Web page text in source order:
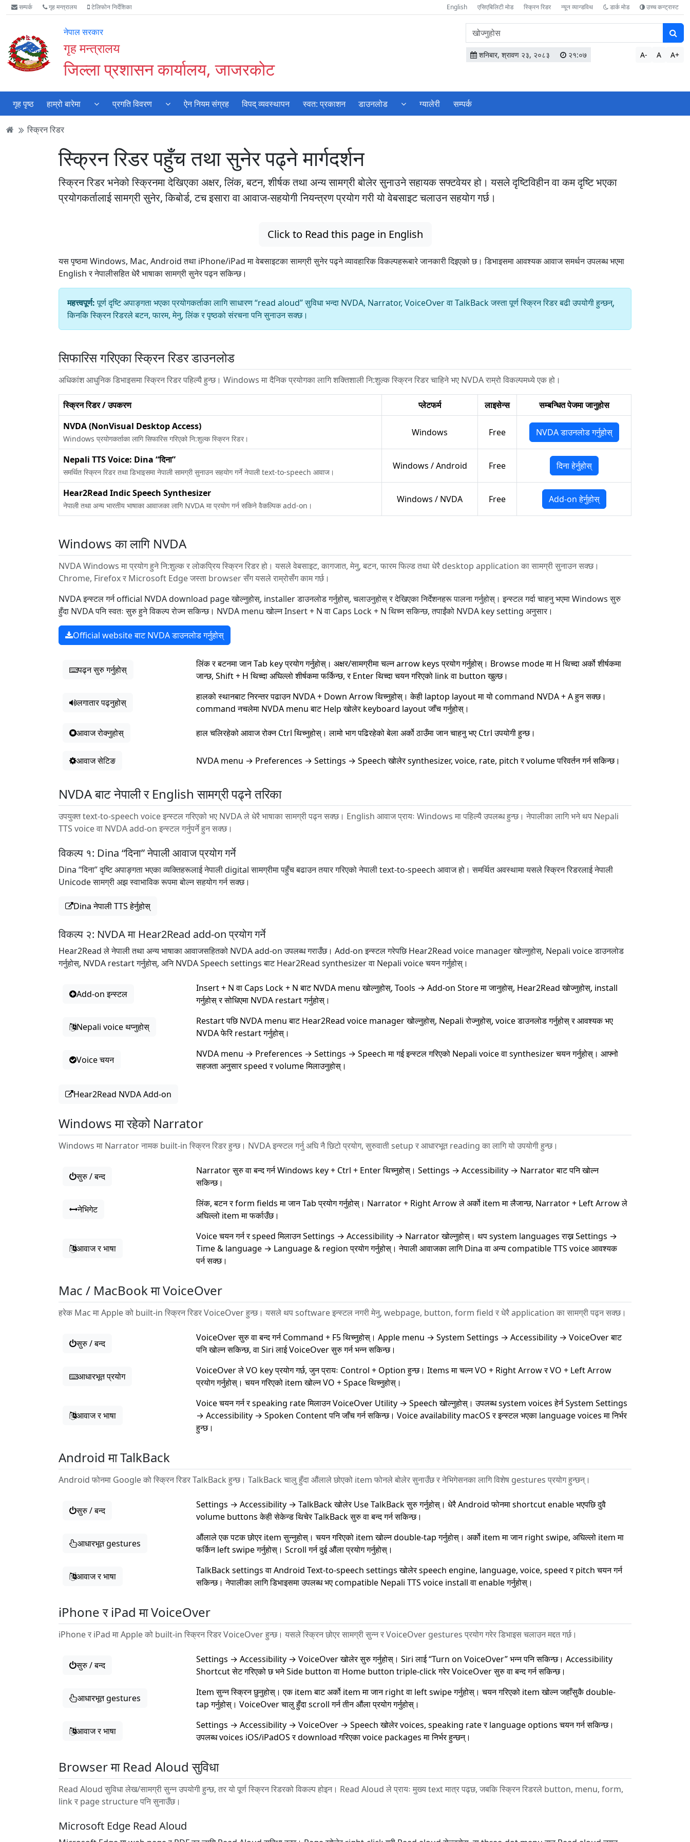
Accessibility
Mode
गर्नुहोस्
मुख्य
सामाग्री
मुख्य
नेभिगेसन
वेबसाइट
खोजमा
सम्पर्क गृह मन्त्रालय टेलिफोन निर्देशिका English एसिएबिलिटी मोड स्क्रिन रिडर न्यून व्यान्डविथ डार्क मोड उच्च कन्ट्रास्ट
नेपाल सरकार
गृह मन्त्रालय
जिल्ला प्रशासन कार्यालय, जाजरकोट
वेबसाइटमा
सामग्री
खोज्नुहोस
शनिबार, श्रावण २३, २०८३ २१:०७ A- A A+
गृह पृष्ठ हाम्रो बारेमा प्रगति विवरण ऐन नियम संग्रह विपद् व्यवस्थापन स्वत: प्रकाशन डाउनलोड ग्यालेरी सम्पर्क
स्क्रिन रिडर
स्क्रिन रिडर पहुँच तथा सुनेर पढ्ने मार्गदर्शन
स्क्रिन रिडर भनेको स्क्रिनमा देखिएका अक्षर, लिंक, बटन, शीर्षक तथा अन्य सामग्री बोलेर सुनाउने सहायक सफ्टवेयर हो। यसले दृष्टिविहीन वा कम दृष्टि भएका
प्रयोगकर्तालाई सामग्री सुनेर, किबोर्ड, टच इसारा वा आवाज-सहयोगी नियन्त्रण प्रयोग गरी यो वेबसाइट चलाउन सहयोग गर्छ।
Click to Read this page in English
यस पृष्ठमा Windows, Mac, Android तथा iPhone/iPad मा वेबसाइटका सामग्री सुनेर पढ्ने व्यावहारिक विकल्पहरूबारे जानकारी दिइएको छ। डिभाइसमा आवश्यक आवाज समर्थन उपलब्ध भएमा
English र नेपालीसहित धेरै भाषाका सामग्री सुनेर पढ्न सकिन्छ।
महत्त्वपूर्ण:पूर्ण दृष्टि अपाङ्गता भएका प्रयोगकर्ताका लागि साधारण “read aloud” सुविधा भन्दा NVDA, Narrator, VoiceOver वा TalkBack जस्ता पूर्ण स्क्रिन रिडर बढी उपयोगी हुन्छन्,
किनकि स्क्रिन रिडरले बटन, फारम, मेनु, लिंक र पृष्ठको संरचना पनि सुनाउन सक्छ।
सिफारिस गरिएका स्क्रिन रिडर डाउनलोड
अधिकांश आधुनिक डिभाइसमा स्क्रिन रिडर पहिल्यै हुन्छ। Windows मा दैनिक प्रयोगका लागि शक्तिशाली नि:शुल्क स्क्रिन रिडर चाहिने भए NVDA राम्रो विकल्पमध्ये एक हो।
स्क्रिन रिडर / उपकरण प्लेटफर्म लाइसेन्स
सम्बन्धित पेजमा जानुहोस
NVDA (NonVisual Desktop Access)
Windows प्रयोगकर्ताका लागि सिफारिस गरिएको नि:शुल्क स्क्रिन रिडर।
Windows Free NVDA डाउनलोड गर्नुहोस्
Nepali TTS Voice: Dina “दिना”
समर्थित स्क्रिन रिडर तथा डिभाइसमा नेपाली सामग्री सुनाउन सहयोग गर्ने नेपाली text-to-speech आवाज।
Windows / Android Free दिना हेर्नुहोस्
Hear2Read Indic Speech Synthesizer
नेपाली तथा अन्य भारतीय भाषाका आवाजका लागि NVDA मा प्रयोग गर्न सकिने वैकल्पिक add-on।
Windows / NVDA Free Add-on हेर्नुहोस्
Windows का लागि NVDA
NVDA Windows मा प्रयोग हुने नि:शुल्क र लोकप्रिय स्क्रिन रिडर हो। यसले वेबसाइट, कागजात, मेनु, बटन, फारम फिल्ड तथा धेरै desktop application का सामग्री सुनाउन सक्छ।
Chrome, Firefox र Microsoft Edge जस्ता browser सँग यसले राम्रोसँग काम गर्छ।
NVDA इन्स्टल गर्न official NVDA download page खोल्नुहोस्, installer डाउनलोड गर्नुहोस्, चलाउनुहोस् र देखिएका निर्देशनहरू पालना गर्नुहोस्। इन्स्टल गर्दा चाहनु भएमा Windows सुरु
हुँदा NVDA पनि स्वतः सुरु हुने विकल्प रोज्न सकिन्छ। NVDA menu खोल्न Insert + N वा Caps Lock + N थिच्न सकिन्छ, तपाईंको NVDA key setting अनुसार।
Official website बाट NVDA डाउनलोड गर्नुहोस्
पढ्न सुरु गर्नुहोस्
लिंक र बटनमा जान Tab key प्रयोग गर्नुहोस्। अक्षर/सामग्रीमा चल्न arrow keys प्रयोग गर्नुहोस्। Browse mode मा H थिच्दा अर्को शीर्षकमा
जान्छ, Shift + H थिच्दा अघिल्लो शीर्षकमा फर्किन्छ, र Enter थिच्दा चयन गरिएको link वा button खुल्छ।
लगातार पढ्नुहोस्
हालको स्थानबाट निरन्तर पढाउन NVDA + Down Arrow थिच्नुहोस्। केही laptop layout मा यो command NVDA + A हुन सक्छ।
command नचलेमा NVDA menu बाट Help खोलेर keyboard layout जाँच गर्नुहोस्।
आवाज रोक्नुहोस् हाल चलिरहेको आवाज रोक्न Ctrl थिच्नुहोस्। लामो भाग पढिरहेको बेला अर्को ठाउँमा जान चाहनु भए Ctrl उपयोगी हुन्छ।
आवाज सेटिङ NVDA menu → Preferences → Settings → Speech खोलेर synthesizer, voice, rate, pitch र volume परिवर्तन गर्न सकिन्छ।
NVDA बाट नेपाली र English सामग्री पढ्ने तरिका
उपयुक्त text-to-speech voice इन्स्टल गरिएको भए NVDA ले धेरै भाषाका सामग्री पढ्न सक्छ। English आवाज प्रायः Windows मा पहिल्यै उपलब्ध हुन्छ। नेपालीका लागि भने थप Nepali
TTS voice वा NVDA add-on इन्स्टल गर्नुपर्ने हुन सक्छ।
विकल्प १: Dina “दिना” नेपाली आवाज प्रयोग गर्ने
Dina “दिना” दृष्टि अपाङ्गता भएका व्यक्तिहरूलाई नेपाली digital सामग्रीमा पहुँच बढाउन तयार गरिएको नेपाली text-to-speech आवाज हो। समर्थित अवस्थामा यसले स्क्रिन रिडरलाई नेपाली
Unicode सामग्री अझ स्वाभाविक रूपमा बोल्न सहयोग गर्न सक्छ।
Dina नेपाली TTS हेर्नुहोस्
विकल्प २: NVDA मा Hear2Read add-on प्रयोग गर्ने
Hear2Read ले नेपाली तथा अन्य भाषाका आवाजसहितको NVDA add-on उपलब्ध गराउँछ। Add-on इन्स्टल गरेपछि Hear2Read voice manager खोल्नुहोस्, Nepali voice डाउनलोड
गर्नुहोस्, NVDA restart गर्नुहोस्, अनि NVDA Speech settings बाट Hear2Read synthesizer वा Nepali voice चयन गर्नुहोस्।
Add-on इन्स्टल
Insert + N वा Caps Lock + N बाट NVDA menu खोल्नुहोस्, Tools → Add-on Store मा जानुहोस्, Hear2Read खोज्नुहोस्, install
गर्नुहोस् र सोधिएमा NVDA restart गर्नुहोस्।
Nepali voice थप्नुहोस्
Restart पछि NVDA menu बाट Hear2Read voice manager खोल्नुहोस्, Nepali रोज्नुहोस्, voice डाउनलोड गर्नुहोस् र आवश्यक भए
NVDA फेरि restart गर्नुहोस्।
Voice चयन
NVDA menu → Preferences → Settings → Speech मा गई इन्स्टल गरिएको Nepali voice वा synthesizer चयन गर्नुहोस्। आफ्नो
सहजता अनुसार speed र volume मिलाउनुहोस्।
Hear2Read NVDA Add-on
Windows मा रहेको Narrator
Windows मा Narrator नामक built-in स्क्रिन रिडर हुन्छ। NVDA इन्स्टल गर्नु अघि नै छिटो प्रयोग, सुरुवाती setup र आधारभूत reading का लागि यो उपयोगी हुन्छ।
सुरु / बन्द
Narrator सुरु वा बन्द गर्न Windows key + Ctrl + Enter थिच्नुहोस्। Settings → Accessibility → Narrator बाट पनि खोल्न
सकिन्छ।
नेभिगेट
लिंक, बटन र form fields मा जान Tab प्रयोग गर्नुहोस्। Narrator + Right Arrow ले अर्को item मा लैजान्छ, Narrator + Left Arrow ले
अघिल्लो item मा फर्काउँछ।
आवाज र भाषा
Voice चयन गर्न र speed मिलाउन Settings → Accessibility → Narrator खोल्नुहोस्। थप system languages राख्न Settings →
Time & language → Language & region प्रयोग गर्नुहोस्। नेपाली आवाजका लागि Dina वा अन्य compatible TTS voice आवश्यक
पर्न सक्छ।
Mac / MacBook मा VoiceOver
हरेक Mac मा Apple को built-in स्क्रिन रिडर VoiceOver हुन्छ। यसले थप software इन्स्टल नगरी मेनु, webpage, button, form field र धेरै application का सामग्री पढ्न सक्छ।
सुरु / बन्द
VoiceOver सुरु वा बन्द गर्न Command + F5 थिच्नुहोस्। Apple menu → System Settings → Accessibility → VoiceOver बाट
पनि खोल्न सकिन्छ, वा Siri लाई VoiceOver सुरु गर्न भन्न सकिन्छ।
आधारभूत प्रयोग
VoiceOver ले VO key प्रयोग गर्छ, जुन प्रायः Control + Option हुन्छ। Items मा चल्न VO + Right Arrow र VO + Left Arrow
प्रयोग गर्नुहोस्। चयन गरिएको item खोल्न VO + Space थिच्नुहोस्।
आवाज र भाषा
Voice चयन गर्न र speaking rate मिलाउन VoiceOver Utility → Speech खोल्नुहोस्। उपलब्ध system voices हेर्न System Settings
→ Accessibility → Spoken Content पनि जाँच गर्न सकिन्छ। Voice availability macOS र इन्स्टल भएका language voices मा निर्भर
हुन्छ।
Android मा TalkBack
Android फोनमा Google को स्क्रिन रिडर TalkBack हुन्छ। TalkBack चालु हुँदा औंलाले छोएको item फोनले बोलेर सुनाउँछ र नेभिगेसनका लागि विशेष gestures प्रयोग हुन्छन्।
सुरु / बन्द
Settings → Accessibility → TalkBack खोलेर Use TalkBack सुरु गर्नुहोस्। धेरै Android फोनमा shortcut enable भएपछि दुवै
volume buttons केही सेकेन्ड थिचेर TalkBack सुरु वा बन्द गर्न सकिन्छ।
आधारभूत gestures
औंलाले एक पटक छोएर item सुन्नुहोस्। चयन गरिएको item खोल्न double-tap गर्नुहोस्। अर्को item मा जान right swipe, अघिल्लो item मा
फर्किन left swipe गर्नुहोस्। Scroll गर्न दुई औंला प्रयोग गर्नुहोस्।
आवाज र भाषा
TalkBack settings वा Android Text-to-speech settings खोलेर speech engine, language, voice, speed र pitch चयन गर्न
सकिन्छ। नेपालीका लागि डिभाइसमा उपलब्ध भए compatible Nepali TTS voice install वा enable गर्नुहोस्।
iPhone र iPad मा VoiceOver
iPhone र iPad मा Apple को built-in स्क्रिन रिडर VoiceOver हुन्छ। यसले स्क्रिन छोएर सामग्री सुन्न र VoiceOver gestures प्रयोग गरेर डिभाइस चलाउन मद्दत गर्छ।
सुरु / बन्द
Settings → Accessibility → VoiceOver खोलेर सुरु गर्नुहोस्। Siri लाई “Turn on VoiceOver” भन्न पनि सकिन्छ। Accessibility
Shortcut सेट गरिएको छ भने Side button वा Home button triple-click गरेर VoiceOver सुरु वा बन्द गर्न सकिन्छ।
आधारभूत gestures
Item सुन्न स्क्रिन छुनुहोस्। एक item बाट अर्को item मा जान right वा left swipe गर्नुहोस्। चयन गरिएको item खोल्न जहाँसुकै double-
tap गर्नुहोस्। VoiceOver चालु हुँदा scroll गर्न तीन औंला प्रयोग गर्नुहोस्।
आवाज र भाषा
Settings → Accessibility → VoiceOver → Speech खोलेर voices, speaking rate र language options चयन गर्न सकिन्छ।
उपलब्ध voices iOS/iPadOS र download गरिएका voice packages मा निर्भर हुन्छन्।
Browser मा Read Aloud सुविधा
Read Aloud सुविधा लेख/सामग्री सुन्न उपयोगी हुन्छ, तर यो पूर्ण स्क्रिन रिडरको विकल्प होइन। Read Aloud ले प्रायः मुख्य text मात्र पढ्छ, जबकि स्क्रिन रिडरले button, menu, form,
link र page structure पनि सुनाउँछ।
Microsoft Edge Read Aloud